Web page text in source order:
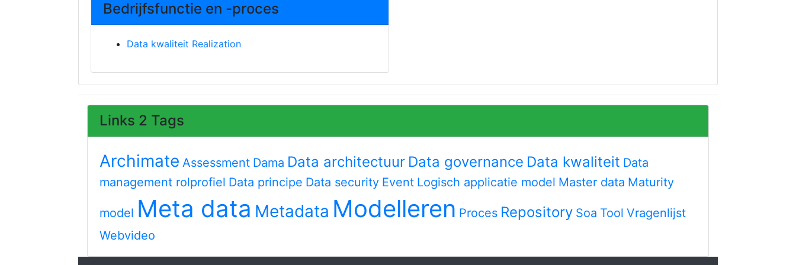
Bedrijfsfunctie en -proces
Data kwaliteit Realization
Links 2 Tags
Archimate Assessment Dama Data architectuur Data governance Data kwaliteit Data
management rolprofiel Data principe Data security Event Logisch applicatie model Master data Maturity
model Meta data Metadata Modelleren Proces Repository Soa Tool Vragenlijst
Webvideo